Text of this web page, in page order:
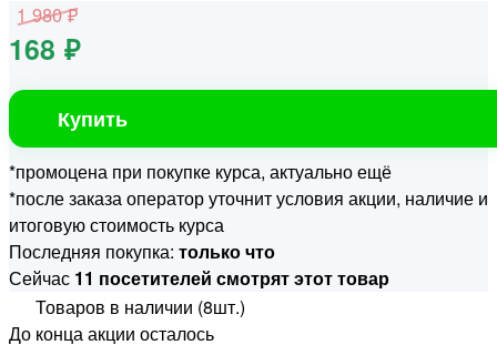
1 980 ₽
168 ₽
Купить
*промоцена при покупке курса, актуально ещё
*после заказа оператор уточнит условия акции, наличие и
итоговую стоимость курса
Последняя покупка: только что
Сейчас 11 посетителей смотрят этот товар
Товаров в наличии (8шт.)
До конца акции осталось